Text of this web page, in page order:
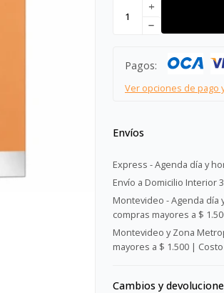
add
remove
Pagos:
Ver opciones de pago
Envíos
Express - Agenda día y
Envío a Domicilio Interior
Montevideo - Agenda día
compras mayores a $
Montevideo y Zona
mayores a $ 1.500 |
Cambios y